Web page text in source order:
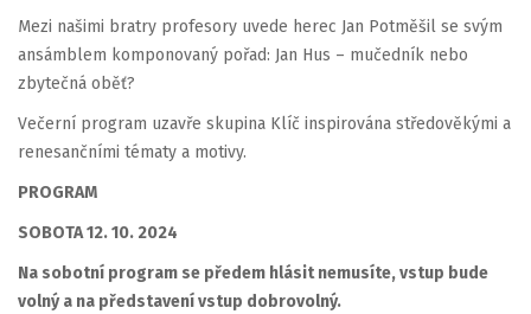
Mezi našimi bratry profesory uvede herec Jan Potměšil se svým
ansámblem komponovaný pořad: Jan Hus – mučedník nebo
zbytečná oběť?
Večerní program uzavře skupina Klíč inspirována středověkými a
renesančními tématy a motivy.
PROGRAM
SOBOTA 12. 10. 2024
Na sobotní program se předem hlásit nemusíte, vstup bude
volný a na představení vstup dobrovolný.